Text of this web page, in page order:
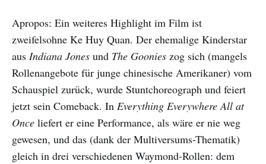
Apropos: Ein weiteres Highlight im Film ist
zweifelsohne Ke Huy Quan. Der ehemalige Kinderstar
aus Indiana Jones und The Goonies zog sich (mangels
Rollenangebote für junge chinesische Amerikaner) vom
Schauspiel zurück, wurde Stuntchoreograph und feiert
jetzt sein Comeback. In Everything Everywhere All at
Once liefert er eine Performance, als wäre er nie weg
gewesen, und das (dank der Multiversums-Thematik)
gleich in drei verschiedenen Waymond-Rollen: dem